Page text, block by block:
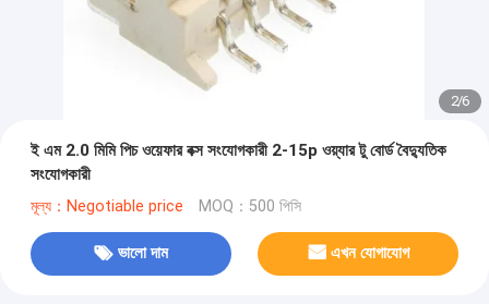
2/6
ই এম 2.0 মিমি পিচ ওয়েফার বক্স সংযোগকারী 2-15p ওয়্যার টু বোর্ড বৈদ্যুতিক
সংযোগকারী
মূল্য：Negotiable price MOQ：500 পিসি
ভালো দাম এখন যোগাযোগ